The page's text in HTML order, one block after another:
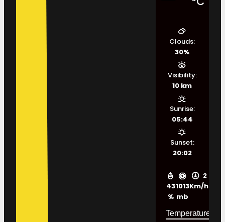
43
%
1013
mb
2
Km/h
Clouds:
30%
Visibility:
10 km
Sunrise:
05:44
Sunset:
20:02